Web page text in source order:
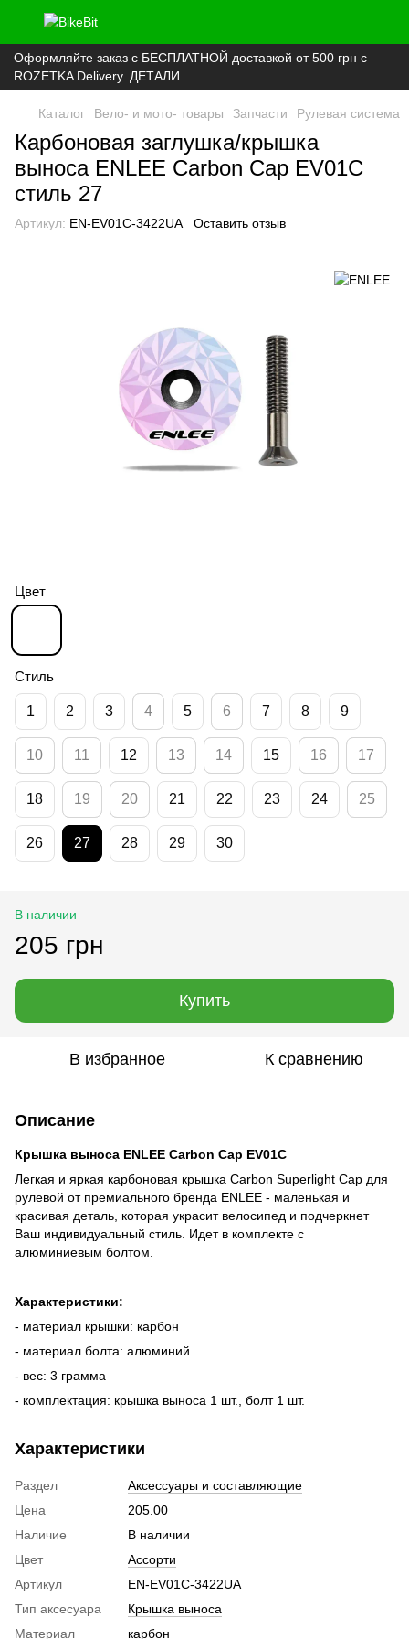
Оформляйте заказ с БЕСПЛАТНОЙ доставкой от 500 грн с
ROZETKA Delivery. ДЕТАЛИ
Каталог Вело- и мото- товары Запчасти Рулевая система
Карбоновая заглушка/крышка
выноса ENLEE Carbon Cap EV01C
стиль 27
Артикул: EN-EV01C-3422UA Оставить отзыв
Цвет
Стиль
1 2 3 4 5 6 7 8 9
10 11 12 13 14 15 16 17
18 19 20 21 22 23 24 25
26 27 28 29 30
В наличии
205 грн
Купить
В избранное К сравнению
Описание
Крышка выноса ENLEE Carbon Cap EV01C
Легкая и яркая карбоновая крышка Carbon Superlight Cap для
рулевой от премиального бренда ENLEE - маленькая и
красивая деталь, которая украсит велосипед и подчеркнет
Ваш индивидуальный стиль. Идет в комплекте с
алюминиевым болтом.
Характеристики:
- материал крышки: карбон
- материал болта: алюминий
- вес: 3 грамма
- комплектация: крышка выноса 1 шт., болт 1 шт.
Характеристики
Раздел
Аксессуары и составляющие
Цена
205.00
Наличие
В наличии
Цвет
Ассорти
Артикул
EN-EV01C-3422UA
Тип аксесуара
Крышка выноса
Материал
карбон